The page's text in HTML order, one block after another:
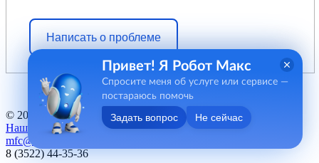
Написать о проблеме
© 2012 - 2026 ГБУ "МФЦ" Курганской области
Наш баннер
mfc@kurganobl.ru
8 (3522) 44-35-36
Привет! Я Робот Макс
Спросите меня об услуге или сервисе —
постараюсь помочь
Задать вопрос Не сейчас